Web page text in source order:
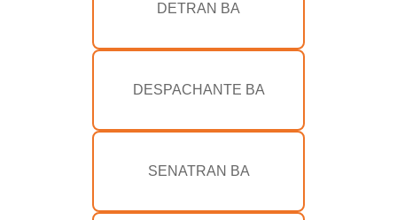
DETRAN BA
DESPACHANTE BA
SENATRAN BA